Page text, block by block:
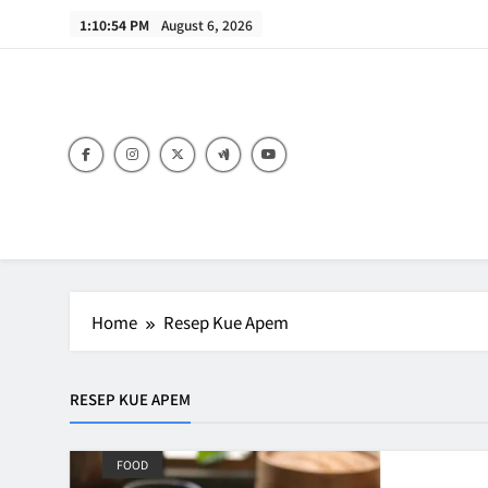
1:10:54 PM August 6, 2026
Home Resep Kue Apem
RESEP KUE APEM
FOOD